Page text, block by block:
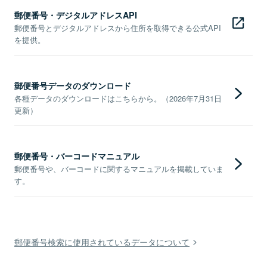
郵便番号・デジタルアドレスAPI
郵便番号とデジタルアドレスから住所を取得できる公式API
を提供。
郵便番号データのダウンロード
各種データのダウンロードはこちらから。（2026年7月31日
更新）
郵便番号・バーコードマニュアル
郵便番号や、バーコードに関するマニュアルを掲載していま
す。
郵便番号検索に使用されているデータについて